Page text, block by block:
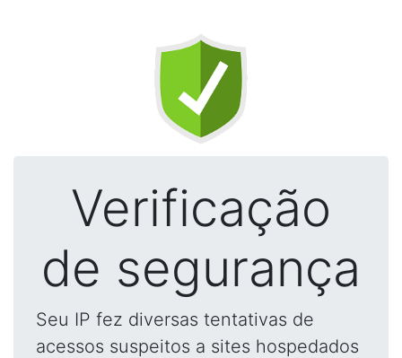
Verificação
de segurança
Seu IP fez diversas tentativas de
acessos suspeitos a sites hospedados